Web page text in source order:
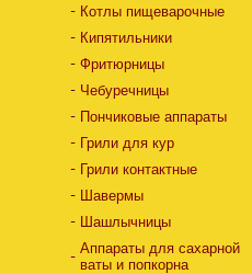
Котлы пищеварочные
Кипятильники
Фритюрницы
Чебуречницы
Пончиковые аппараты
Грили для кур
Грили контактные
Шавермы
Шашлычницы
Аппараты для сахарной
ваты и попкорна